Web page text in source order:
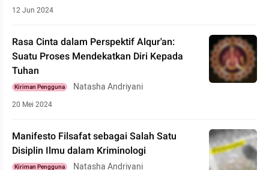
12 Jun 2024
Rasa Cinta dalam Perspektif Alqur'an:
Suatu Proses Mendekatkan Diri Kepada
Tuhan
Kiriman Pengguna Natasha Andriyani
20 Mei 2024
Manifesto Filsafat sebagai Salah Satu
Disiplin Ilmu dalam Kriminologi
Kiriman Pengguna Natasha Andriyani